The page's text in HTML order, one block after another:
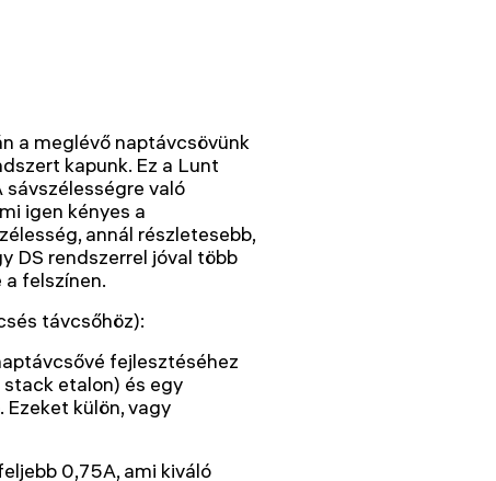
a meglévő naptávcsövünk
kapunk. Ez a Lunt
való
igen kényes a
annál részletesebb,
DS rendszerrel jóval több
felszínen.
távcsőhöz):
fejlesztéséhez
etalon) és egy
külön, vagy
0,75A, ami kiváló